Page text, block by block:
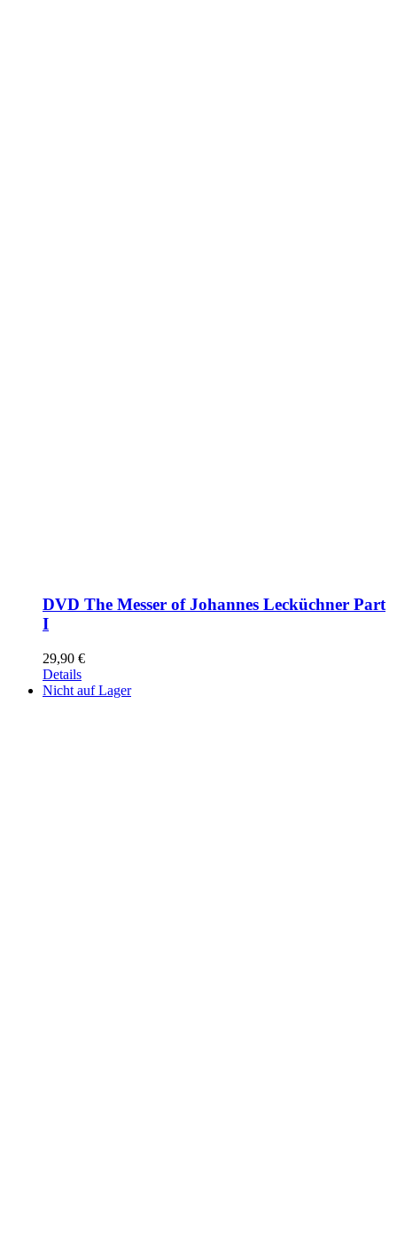
DVD The Messer of Johannes Lecküchner Part
I
29,90 €
Details
Nicht auf Lager